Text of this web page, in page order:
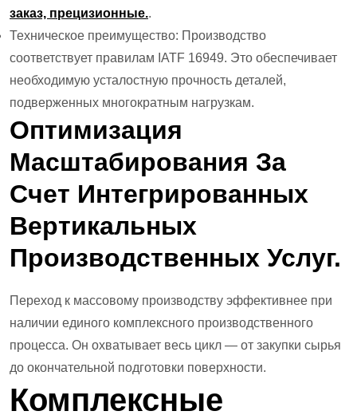
заказ, прецизионные..
Техническое преимущество: Производство
соответствует правилам IATF 16949. Это обеспечивает
необходимую усталостную прочность деталей,
подверженных многократным нагрузкам.
Оптимизация
Масштабирования За
Счет Интегрированных
Вертикальных
Производственных Услуг.
Переход к массовому производству эффективнее при
наличии единого комплексного производственного
процесса. Он охватывает весь цикл — от закупки сырья
до окончательной подготовки поверхности.
Комплексные